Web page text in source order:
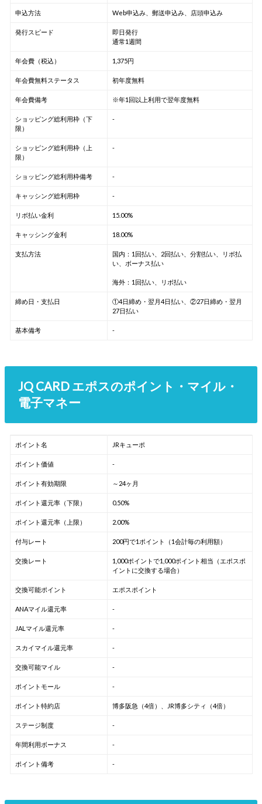
申込方法 Web申込み、郵送申込み、店頭申込み
発行スピード
即日発行
通常1週間
年会費（税込） 1,375円
年会費無料ステータス 初年度無料
年会費備考 ※年1回以上利用で翌年度無料
ショッピング総利用枠（下
限）
-
ショッピング総利用枠（上
限）
-
ショッピング総利用枠備考 -
キャッシング総利用枠 -
リボ払い金利 15.00%
キャッシング金利 18.00%
支払方法
国内：1回払い、2回払い、分割払い、リボ払
い、ボーナス払い
海外：1回払い、リボ払い
締め日・支払日
①4日締め・翌月4日払い、②27日締め・翌月
27日払い
基本備考 -
JQ CARD エポスのポイント・マイル・
電子マネー
ポイント名 JRキューポ
ポイント価値 -
ポイント有効期限 ～24ヶ月
ポイント還元率（下限） 0.50%
ポイント還元率（上限） 2.00%
付与レート 200円で1ポイント（1会計毎の利用額）
交換レート
1,000ポイントで1,000ポイント相当（エポスポ
イントに交換する場合）
交換可能ポイント エポスポイント
ANAマイル還元率 -
JALマイル還元率 -
スカイマイル還元率 -
交換可能マイル -
ポイントモール -
ポイント特約店 博多阪急（4倍）、JR博多シティ（4倍）
ステージ制度 -
年間利用ボーナス -
ポイント備考 -